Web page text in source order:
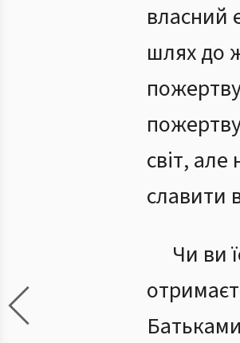
власний
шлях до
світ,
славити
Чи ви